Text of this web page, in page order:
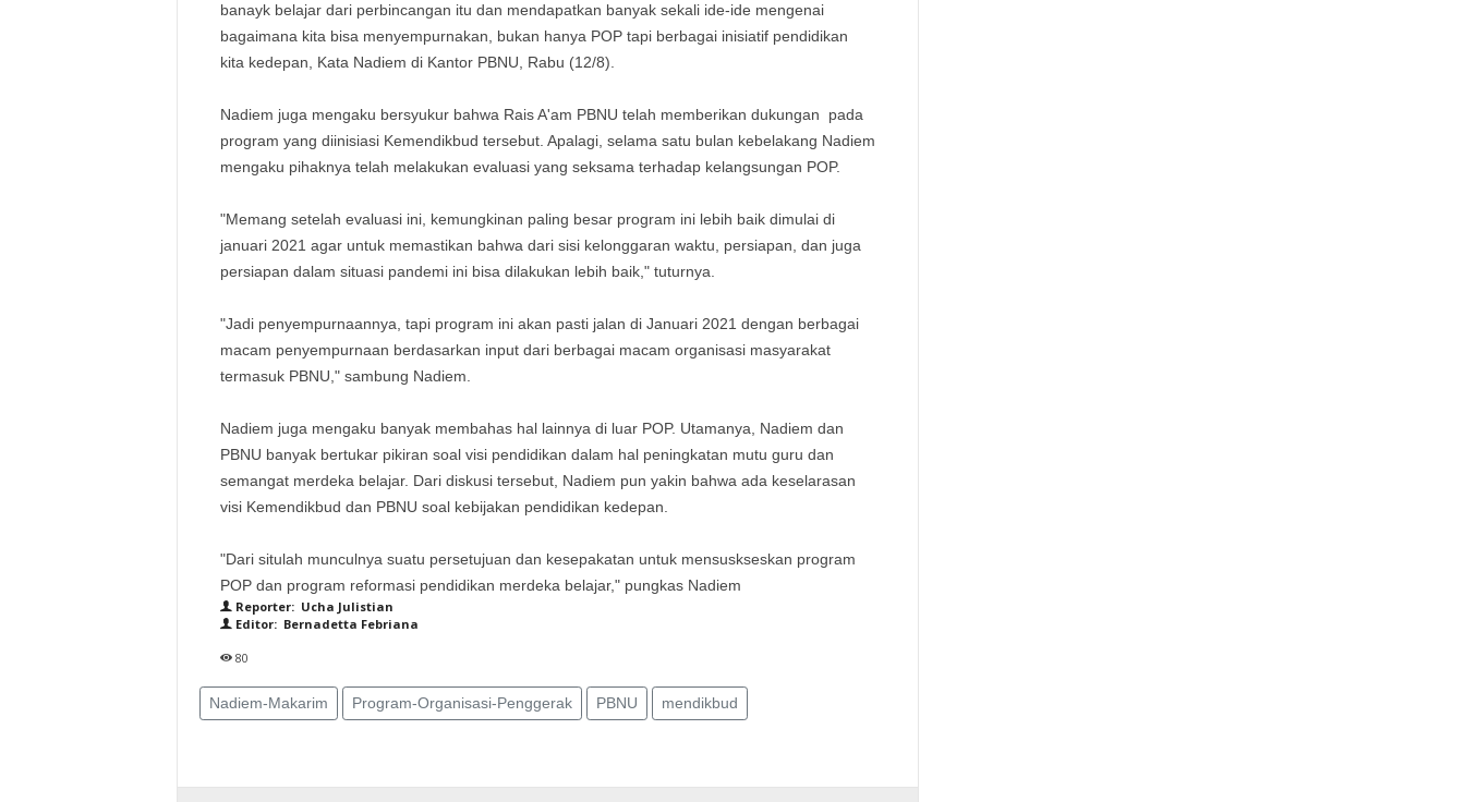
banayk belajar dari perbincangan itu dan mendapatkan banyak sekali ide-ide mengenai
bagaimana kita bisa menyempurnakan, bukan hanya POP tapi berbagai inisiatif pendidikan
kita kedepan, Kata Nadiem di Kantor PBNU, Rabu (12/8).
Nadiem juga mengaku bersyukur bahwa Rais A'am PBNU telah memberikan dukungan pada
program yang diinisiasi Kemendikbud tersebut. Apalagi, selama satu bulan kebelakang Nadiem
mengaku pihaknya telah melakukan evaluasi yang seksama terhadap kelangsungan POP.
"Memang setelah evaluasi ini, kemungkinan paling besar program ini lebih baik dimulai di
januari 2021 agar untuk memastikan bahwa dari sisi kelonggaran waktu, persiapan, dan juga
persiapan dalam situasi pandemi ini bisa dilakukan lebih baik," tuturnya.
"Jadi penyempurnaannya, tapi program ini akan pasti jalan di Januari 2021 dengan berbagai
macam penyempurnaan berdasarkan input dari berbagai macam organisasi masyarakat
termasuk PBNU," sambung Nadiem.
Nadiem juga mengaku banyak membahas hal lainnya di luar POP. Utamanya, Nadiem dan
PBNU banyak bertukar pikiran soal visi pendidikan dalam hal peningkatan mutu guru dan
semangat merdeka belajar. Dari diskusi tersebut, Nadiem pun yakin bahwa ada keselarasan
visi Kemendikbud dan PBNU soal kebijakan pendidikan kedepan.
"Dari situlah munculnya suatu persetujuan dan kesepakatan untuk mensuskseskan program
POP dan program reformasi pendidikan merdeka belajar," pungkas Nadiem
Reporter: Ucha Julistian
Editor: Bernadetta Febriana
80
Nadiem-Makarim Program-Organisasi-Penggerak PBNU mendikbud